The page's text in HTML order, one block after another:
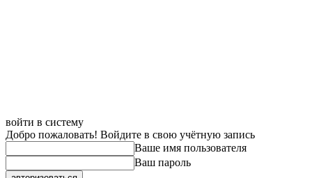
войти в систему
Добро пожаловать! Войдите в свою учётную запись
Ваше имя пользователя
Ваш пароль